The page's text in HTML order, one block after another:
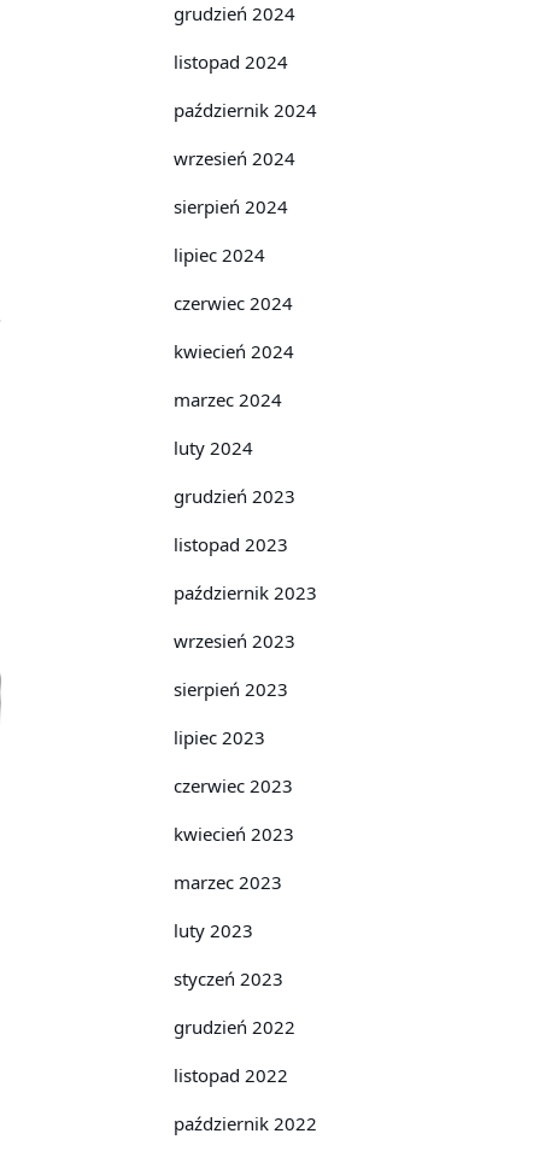
grudzień 2024
listopad 2024
październik 2024
wrzesień 2024
sierpień 2024
lipiec 2024
czerwiec 2024
kwiecień 2024
marzec 2024
luty 2024
grudzień 2023
listopad 2023
październik 2023
wrzesień 2023
sierpień 2023
lipiec 2023
czerwiec 2023
kwiecień 2023
marzec 2023
luty 2023
styczeń 2023
grudzień 2022
listopad 2022
październik 2022